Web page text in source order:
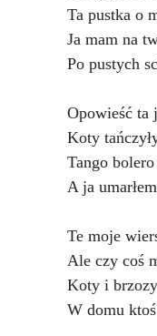
Ta pustka o
Ja mam na
Po pustych
Opowieść ta
Koty
Tango
A ja
Te moje
Ale czy coś
Koty i
W domu